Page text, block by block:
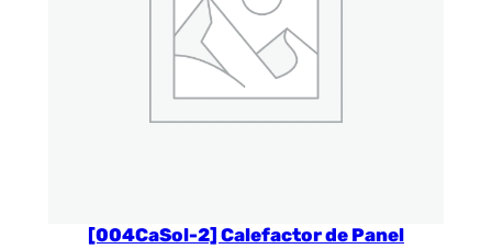
[004CaSol-2] Calefactor de Panel